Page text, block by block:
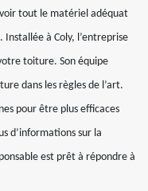
tout le matériel adéquat
à Coly, l’entreprise
toiture. Son équipe
dans les règles de l’art.
pour être plus efficaces
d’informations sur la
est prêt à répondre à